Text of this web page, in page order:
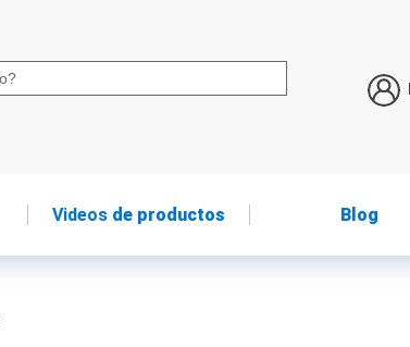
Videosde productos Blog